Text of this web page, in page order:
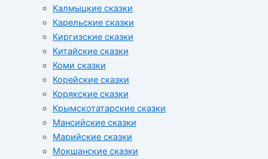
Калмыцкие сказки
Карельские сказки
Киргизские сказки
Китайские сказки
Коми сказки
Корейские сказки
Корякские сказки
Крымскотатарские сказки
Мансийские сказки
Марийские сказки
Мокшанские сказки